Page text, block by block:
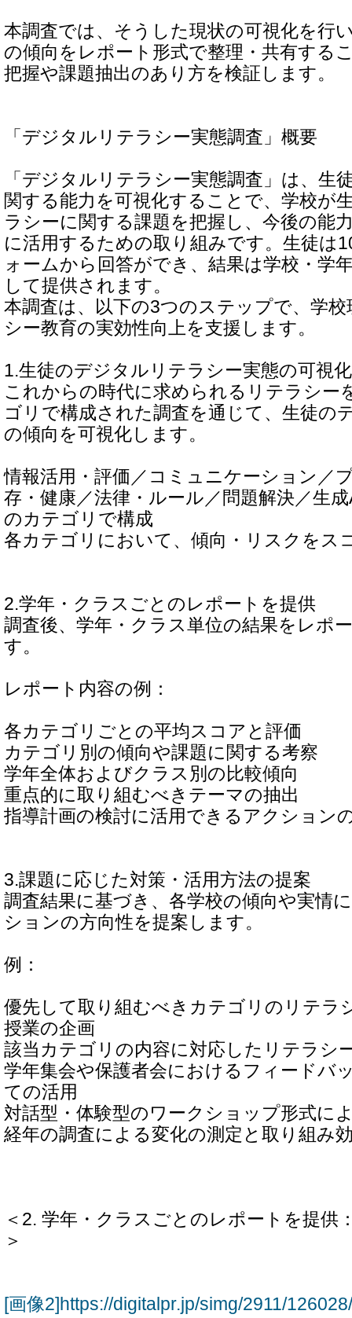
本調査では、そうした現状の可視化を行
の傾向をレポート形式で整理・共有する
把握や課題抽出のあり方を検証します。
「デジタルリテラシー実態調査」概要
「デジタルリテラシー実態調査」は、生
関する能力を可視化することで、学校が
ラシーに関する課題を把握し、今後の能
に活用するための取り組みです。生徒は
ォームから回答ができ、結果は学校・学
して提供されます。
本調査は、以下の3つのステップで、学
シー教育の実効性向上を支援します。
1.生徒のデジタルリテラシー実態の可視化
これからの時代に求められるリテラシー
ゴリで構成された調査を通じて、生徒の
の傾向を可視化します。
情報活用・評価／コミュニケーション／
存・健康／法律・ルール／問題解決／生
のカテゴリで構成
各カテゴリにおいて、傾向・リスクをス
2.学年・クラスごとのレポートを提供
調査後、学年・クラス単位の結果をレポ
す。
レポート内容の例：
各カテゴリごとの平均スコアと評価
カテゴリ別の傾向や課題に関する考察
学年全体およびクラス別の比較傾向
重点的に取り組むべきテーマの抽出
指導計画の検討に活用できるアクション
3.課題に応じた対策・活用方法の提案
調査結果に基づき、各学校の傾向や実情
ションの方向性を提案します。
例：
優先して取り組むべきカテゴリのリテラ
授業の企画
該当カテゴリの内容に対応したリテラシ
学年集会や保護者会におけるフィードバ
ての活用
対話型・体験型のワークショップ形式に
経年の調査による変化の測定と取り組み
＜2. 学年・クラスごとのレポートを提供
＞
[画像2]https://digitalpr.jp/simg/2911/